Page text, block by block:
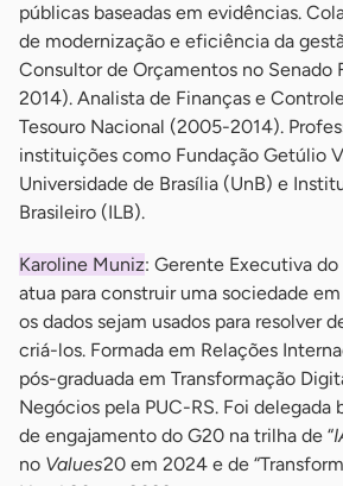
públicas baseadas em evidências.
de modernização e eficiência da
Consultor de Orçamentos no Senado
2014). Analista de Finanças e
Tesouro Nacional (2005-2014).
instituições como Fundação Getúlio
Universidade de Brasília (UnB) e
Brasileiro (ILB).
Karoline Muniz: Gerente Executiva do
atua para construir uma sociedade
os dados sejam usados para resolver
criá-los. Formada em Relações
pós-graduada em Transformação
Negócios pela PUC-RS. Foi delegada
de engajamento do G20 na trilha de “
no Values20 em 2024 e de